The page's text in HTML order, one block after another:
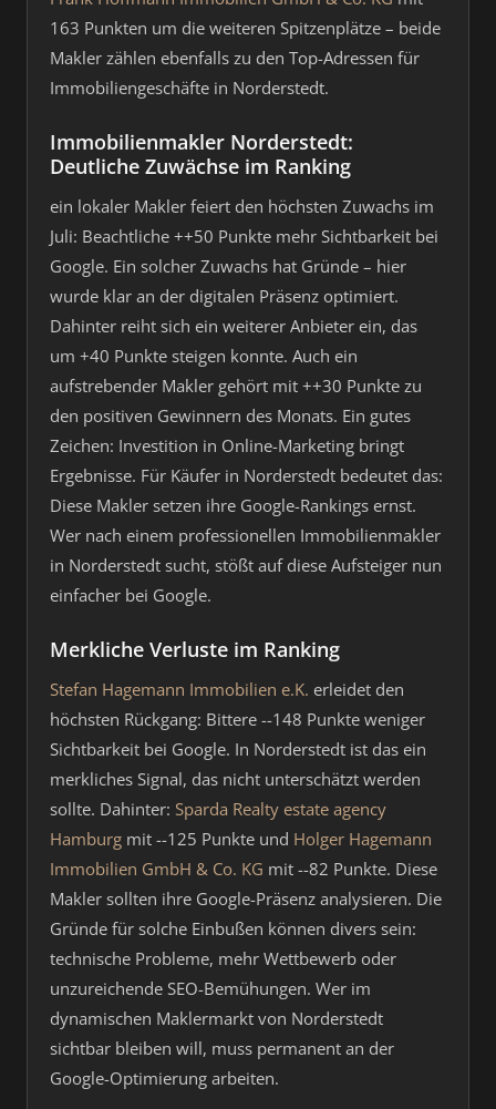
163 Punkten um die weiteren Spitzenplätze – beide
Makler zählen ebenfalls zu den Top-Adressen für
Immobiliengeschäfte in Norderstedt.
Immobilienmakler Norderstedt:
Deutliche Zuwächse im Ranking
ein lokaler Makler feiert den höchsten Zuwachs im
Juli: Beachtliche ++50 Punkte mehr Sichtbarkeit bei
Google. Ein solcher Zuwachs hat Gründe – hier
wurde klar an der digitalen Präsenz optimiert.
Dahinter reiht sich ein weiterer Anbieter ein, das
um +40 Punkte steigen konnte. Auch ein
aufstrebender Makler gehört mit ++30 Punkte zu
den positiven Gewinnern des Monats. Ein gutes
Zeichen: Investition in Online-Marketing bringt
Ergebnisse. Für Käufer in Norderstedt bedeutet das:
Diese Makler setzen ihre Google-Rankings ernst.
Wer nach einem professionellen Immobilienmakler
in Norderstedt sucht, stößt auf diese Aufsteiger nun
einfacher bei Google.
Merkliche Verluste im Ranking
Stefan Hagemann Immobilien e.K. erleidet den
höchsten Rückgang: Bittere --148 Punkte weniger
Sichtbarkeit bei Google. In Norderstedt ist das ein
merkliches Signal, das nicht unterschätzt werden
sollte. Dahinter: Sparda Realty estate agency
Hamburg mit --125 Punkte und Holger Hagemann
Immobilien GmbH & Co. KG mit --82 Punkte. Diese
Makler sollten ihre Google-Präsenz analysieren. Die
Gründe für solche Einbußen können divers sein:
technische Probleme, mehr Wettbewerb oder
unzureichende SEO-Bemühungen. Wer im
dynamischen Maklermarkt von Norderstedt
sichtbar bleiben will, muss permanent an der
Google-Optimierung arbeiten.